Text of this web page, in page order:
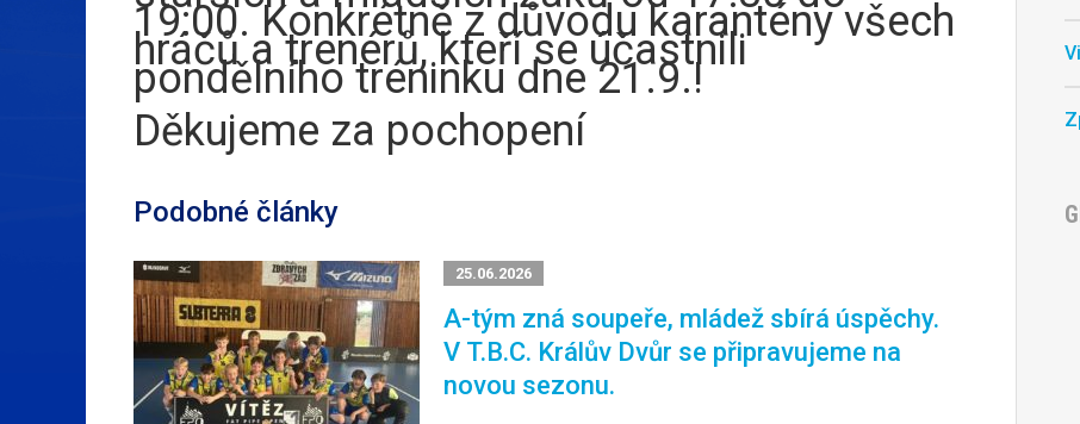
19:00. Konkrétně z důvodu karantény všech
hráčů a trenérů, kteří se účastnili
pondělního tréninku dne 21.9.!
Děkujeme za pochopení
Podobné články
25.06.2026
A-tým zná soupeře, mládež sbírá úspěchy.
V T.B.C. Králův Dvůr se připravujeme na
novou sezonu.